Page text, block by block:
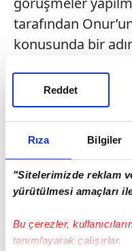
Rıza Bilgiler
"Sitelerimizde reklam
yürütülmesi amaçları
Bu çerezler,
tanımlayarak çalışırlar.
Reddet
tarafından
konusunda bir
Avrupa Boks
yeğeni olan Onur
dört kişinin
ediliyor.\n\n \n\n